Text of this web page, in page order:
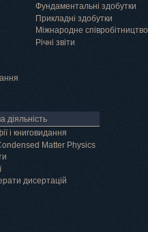
Фундаментальні здобутки
Прикладні здобутки
Міжнародне співробітництво
Річні звіти
діяльність
і книговидання
Matter Physics
дисертацій